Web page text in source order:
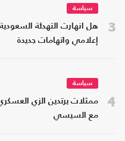
3
سياسة
هل انهارت التهدئة السعودية
إعلامي واتهامات جديدة
4
سياسة
ممثلات يرتدين الزي
مع السيسي